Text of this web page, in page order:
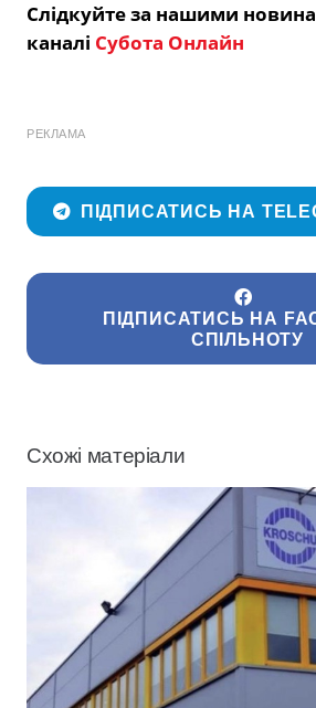
Слідкуйте за нашими
каналі Субота Онлайн
РЕКЛАМА
ПІДПИСАТИСЬ НА
ПІДПИСАТИСЬ НА
СПІЛЬНОТУ
Схожі матеріали